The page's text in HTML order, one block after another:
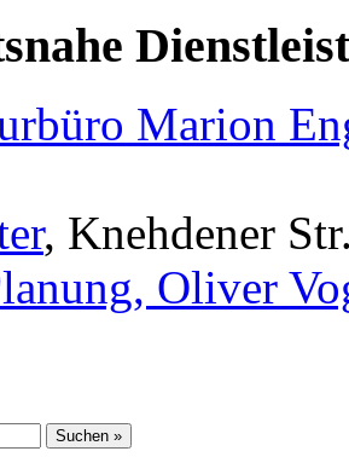
Marion
, Knehdener
Oliver